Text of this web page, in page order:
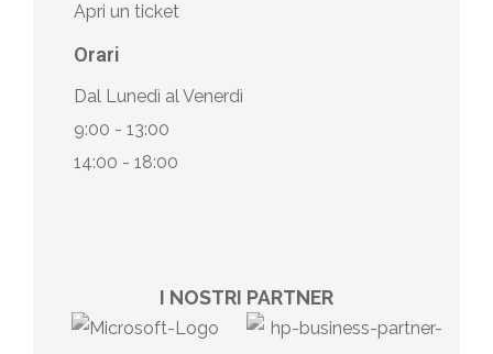
Apri un ticket
Orari
Dal Lunedì al Venerdì
9:00 - 13:00
14:00 - 18:00
I NOSTRI PARTNER